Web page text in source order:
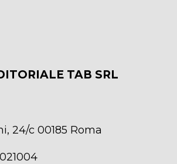
TAB SRL
24/c 00185 Roma